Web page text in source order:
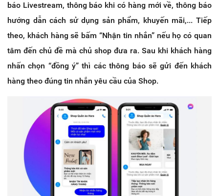
báo Livestream, thông báo khi có hàng mới về, thông báo
hướng dẫn cách sử dụng sản phẩm, khuyến mãi,... Tiếp
theo, khách hàng sẽ bấm “Nhận tin nhắn” nếu họ có quan
tâm đến chủ đề mà chủ shop đưa ra. Sau khi khách hàng
nhấn chọn “đồng ý” thì các thông báo sẽ gửi đến khách
hàng theo đúng tin nhắn yêu cầu của Shop.